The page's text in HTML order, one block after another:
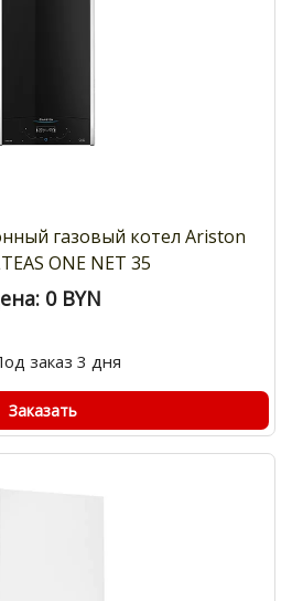
газовый котел Ariston
ONE NET 35
0 BYN
заказ 3 дня
Заказать